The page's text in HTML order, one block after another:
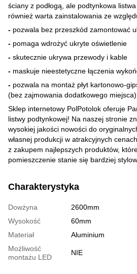
ściany z podłogą, ale podtynkowa
również warta zainstalowania ze
- pozwala bez przeszkód zamontować
- pomaga wdrożyć ukryte oświetlenie
- skutecznie ukrywa przewody i kable
- maskuje nieestetyczne łączenia
- pozwala na montaż płyt kartonowo-
(bez zajmowania dodatkowego miejsca).
Sklep internetowy PolPotolok oferuje
listwy podtynkowej! Na naszej stronie
wysokiej jakości nowości do
własnej produkcji w atrakcyjnych
z zakupem najlepszych produktów,
pomieszczenie stanie się bardziej
Charakterystyka
Dowżyna
2600mm
Wysokość
60mm
Materiał
Aluminium
Możliwość
montażu LED
NIE